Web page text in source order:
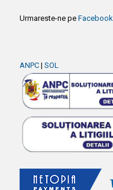
Urmareste-ne pe Facebook
ANPC | SOL